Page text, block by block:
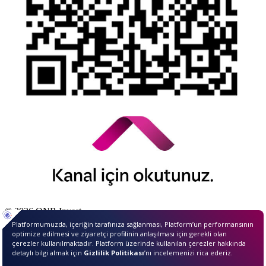
© 2026 QNB Invest,
QNBiştirakidir.